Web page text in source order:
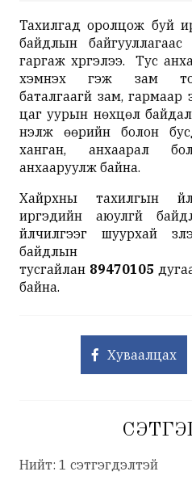
Тахилгад оролцож буй
байдлын
гаргаж хүргэлээ. Тус
хэмнэх гэж зам
баталгаагүй зам, гармаар
цаг уурын нөхцөл
үнэлж өөрийн болон
ханган, анхаарал
анхааруулж байна.
Хайрхны тахилгын
иргэдийн аюулгүй
үйлчилгээг шуурхай
байдлын
тусгайлан 89470105
байна.
Хуваалцах
Нийт: 1 сэтгэгдэлтэй